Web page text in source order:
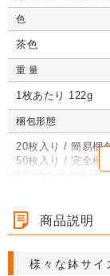
詳しくみる
色
茶色
重 量
1枚あたり 122g
梱包形態
20枚入り / 簡易梱
50枚入り / 完全梱
100枚入り / 簡易
花用ダンボール
商品説明
様々な鉢サイ